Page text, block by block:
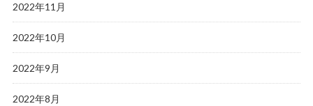
2022年11月
2022年10月
2022年9月
2022年8月